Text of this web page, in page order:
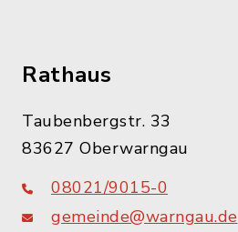
Rathaus
Taubenbergstr. 33
83627 Oberwarngau
08021/9015-0
gemeinde@warngau.de